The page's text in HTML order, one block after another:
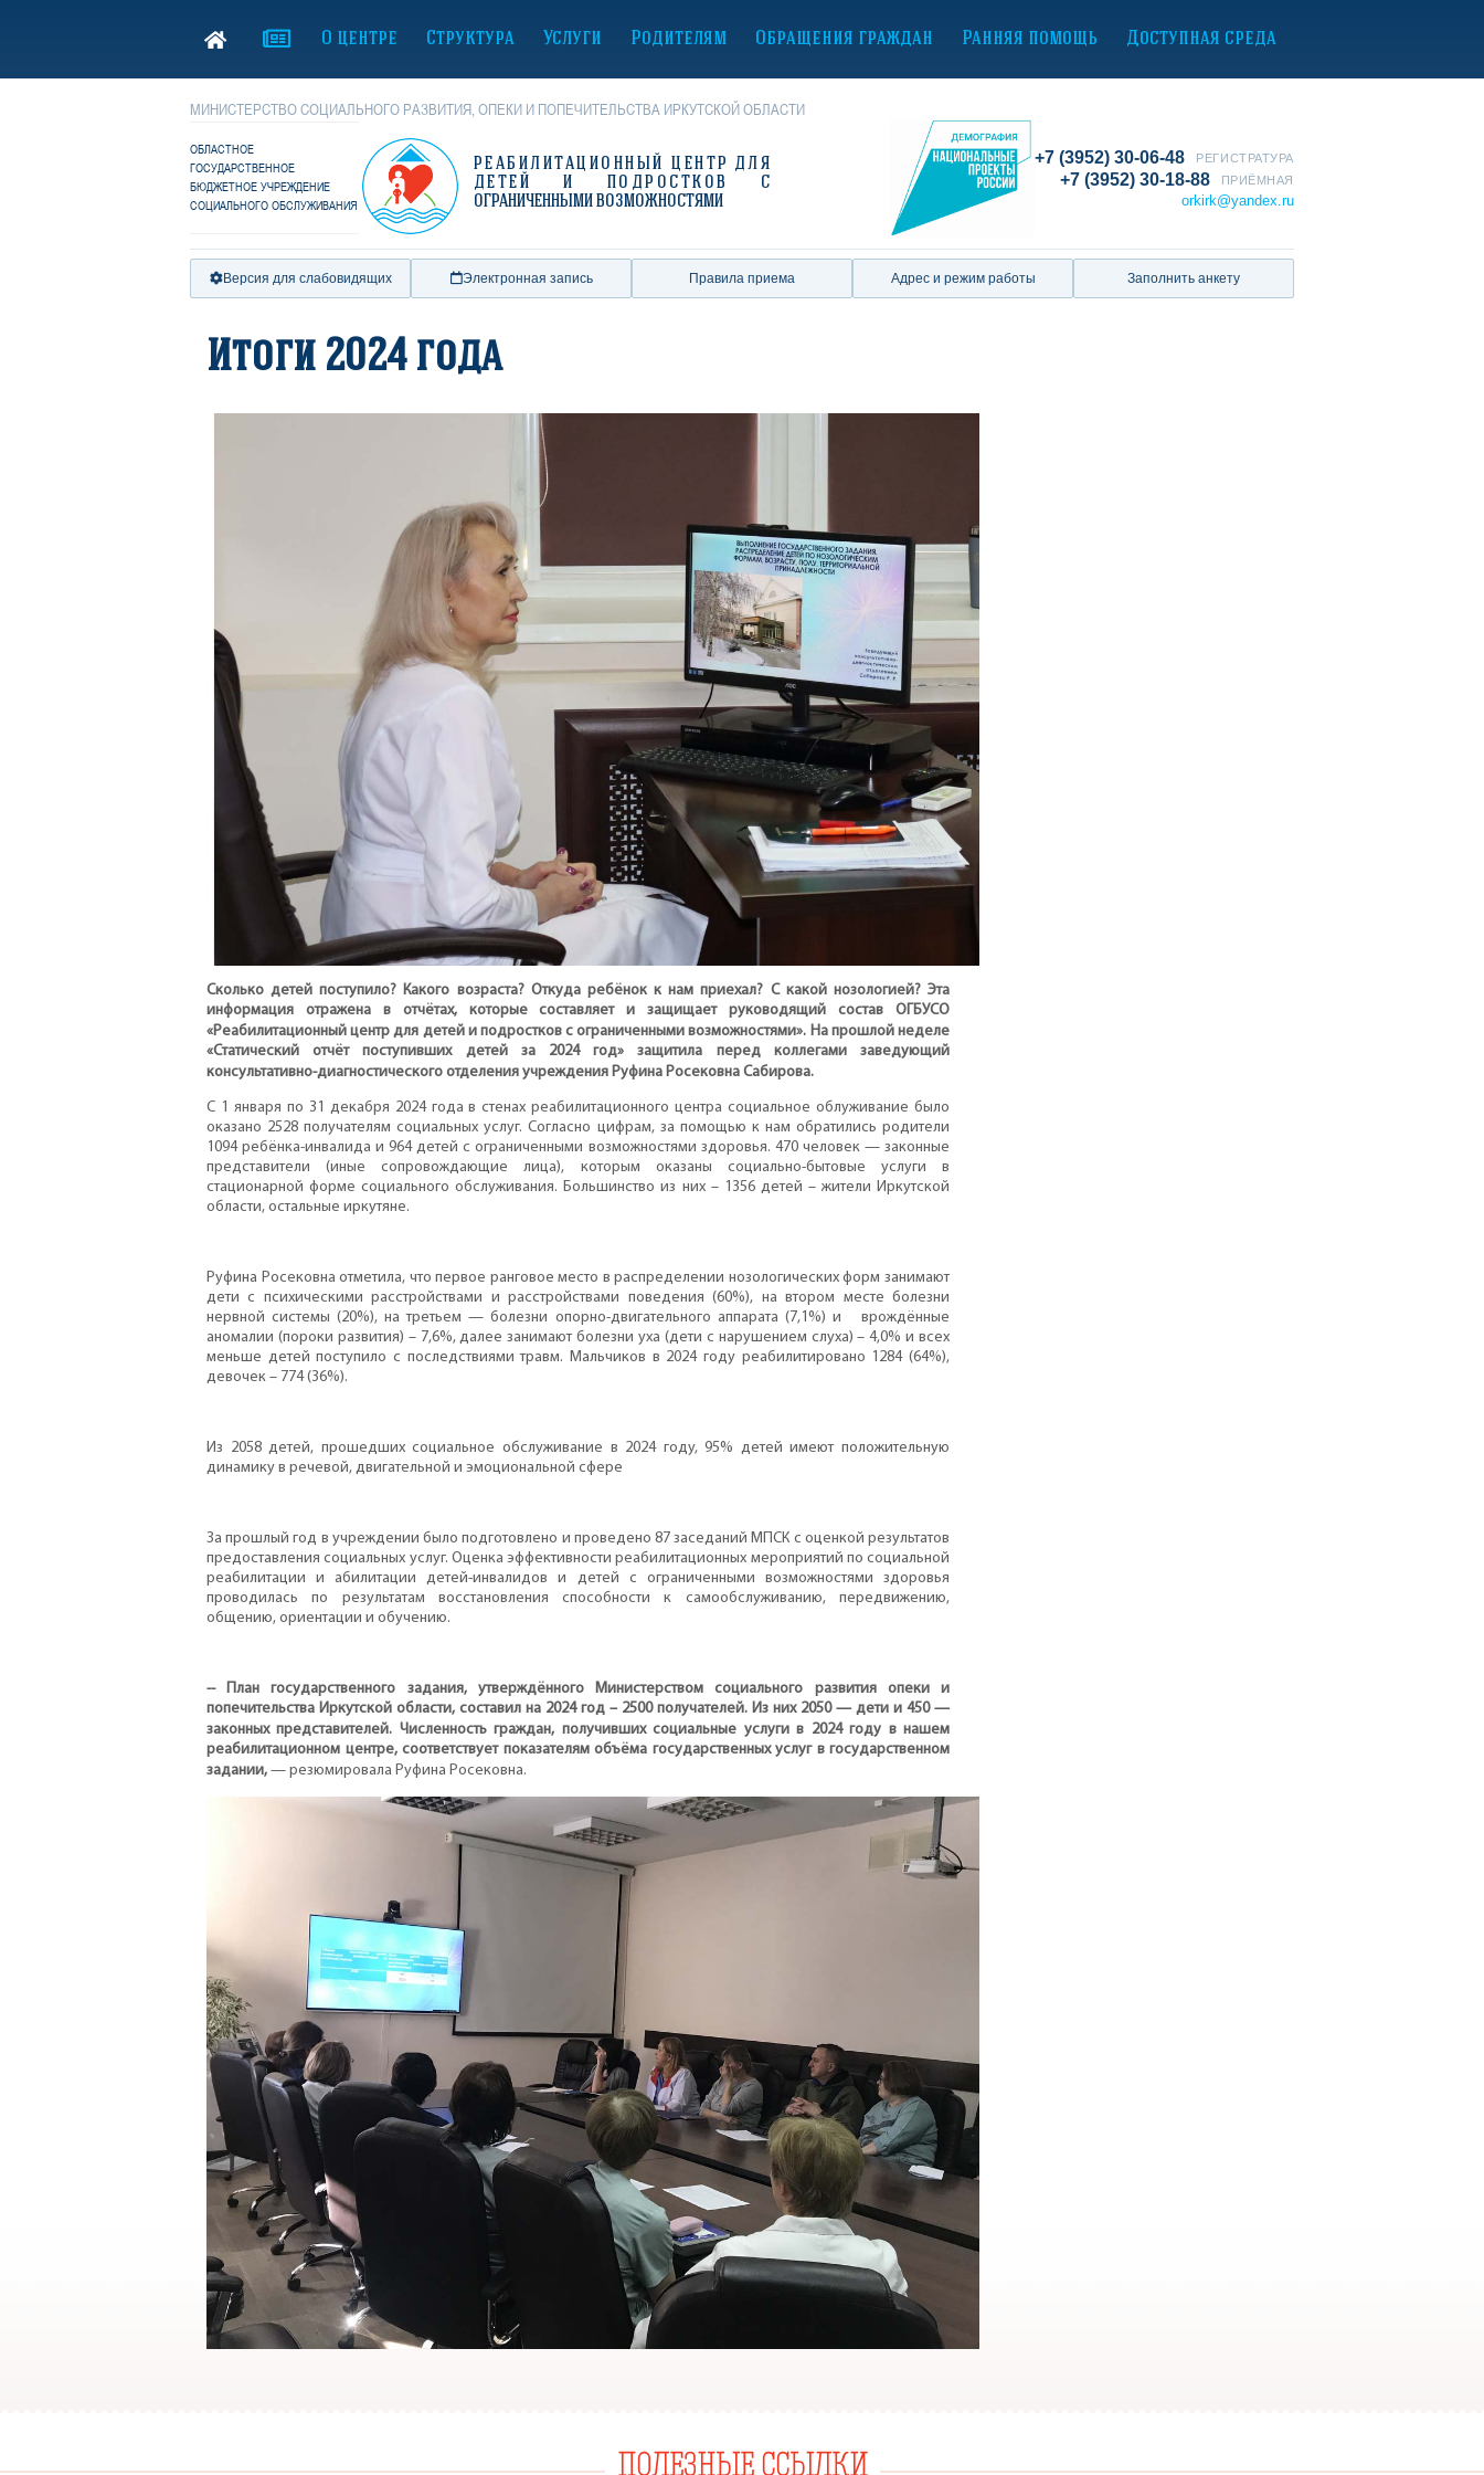
О центре Структура Услуги Родителям Обращения граждан Ранняя помощь Доступная среда
МИНИСТЕРСТВО СОЦИАЛЬНОГО РАЗВИТИЯ, ОПЕКИ И ПОПЕЧИТЕЛЬСТВА ИРКУТСКОЙ ОБЛАСТИ
ОБЛАСТНОЕ
ГОСУДАРСТВЕННОЕ
БЮДЖЕТНОЕ УЧРЕЖДЕНИЕ
СОЦИАЛЬНОГО ОБСЛУЖИВАНИЯ
РЕАБИЛИТАЦИОННЫЙ ЦЕНТР ДЛЯ
ДЕТЕЙ И ПОДРОСТКОВ С
ОГРАНИЧЕННЫМИ ВОЗМОЖНОСТЯМИ
+7 (3952) 30-06-48 РЕГИСТРАТУРА
+7 (3952) 30-18-88 ПРИЁМНАЯ
orkirk@yandex.ru
Версия для слабовидящих Электронная запись Правила приема Адрес и режим работы Заполнить анкету
Итоги 2024 года
Сколько детей поступило? Какого возраста? Откуда ребёнок к нам приехал? С какой нозологией? Эта
информация отражена в отчётах, которые составляет и защищает руководящий состав ОГБУСО
«Реабилитационный центр для детей и подростков с ограниченными возможностями». На прошлой неделе
«Статический отчёт поступивших детей за 2024 год» защитила перед коллегами заведующий
консультативно-диагностического отделения учреждения Руфина Росековна Сабирова.
С 1 января по 31 декабря 2024 года в стенах реабилитационного центра социальное облуживание было
оказано 2528 получателям социальных услуг. Согласно цифрам, за помощью к нам обратились родители
1094 ребёнка-инвалида и 964 детей с ограниченными возможностями здоровья. 470 человек — законные
представители (иные сопровождающие лица), которым оказаны социально-бытовые услуги в
стационарной форме социального обслуживания. Большинство из них – 1356 детей – жители Иркутской
области, остальные иркутяне.
Руфина Росековна отметила, что первое ранговое место в распределении нозологических форм занимают
дети с психическими расстройствами и расстройствами поведения (60%), на втором месте болезни
нервной системы (20%), на третьем — болезни опорно-двигательного аппарата (7,1%) и врождённые
аномалии (пороки развития) – 7,6%, далее занимают болезни уха (дети с нарушением слуха) – 4,0% и всех
меньше детей поступило с последствиями травм. Мальчиков в 2024 году реабилитировано 1284 (64%),
девочек – 774 (36%).
Из 2058 детей, прошедших социальное обслуживание в 2024 году, 95% детей имеют положительную
динамику в речевой, двигательной и эмоциональной сфере
За прошлый год в учреждении было подготовлено и проведено 87 заседаний МПСК с оценкой результатов
предоставления социальных услуг. Оценка эффективности реабилитационных мероприятий по социальной
реабилитации и абилитации детей-инвалидов и детей с ограниченными возможностями здоровья
проводилась по результатам восстановления способности к самообслуживанию, передвижению,
общению, ориентации и обучению.
-- План государственного задания, утверждённого Министерством социального развития опеки и
попечительства Иркутской области, составил на 2024 год – 2500 получателей. Из них 2050 — дети и 450 —
законных представителей. Численность граждан, получивших социальные услуги в 2024 году в нашем
реабилитационном центре, соответствует показателям объёма государственных услуг в государственном
задании, — резюмировала Руфина Росековна.
ПОЛЕЗНЫЕ ССЫЛКИ